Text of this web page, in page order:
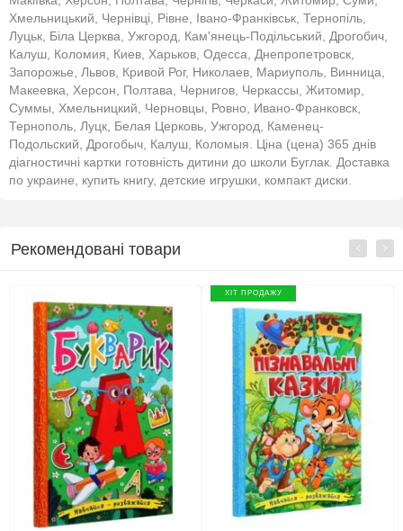
Хмельницький, Чернівці, Рівне, Івано-Франківськ, Тернопіль,
Луцьк, Біла Церква, Ужгород, Кам'янець-Подільський, Дрогобич,
Калуш, Коломия, Киев, Харьков, Одесса, Днепропетровск,
Запорожье, Львов, Кривой Рог, Николаев, Мариуполь, Винница,
Макеевка, Херсон, Полтава, Чернигов, Черкассы, Житомир,
Суммы, Хмельницкий, Черновцы, Ровно, Ивано-Франковск,
Тернополь, Луцк, Белая Церковь, Ужгород, Каменец-
Подольский, Дрогобыч, Калуш, Коломыя. Ціна (цена) 365 днів
діагностичні картки готовність дитини до школи Буглак. Доставка
по украине, купить книгу, детские игрушки, компакт диски.
Рекомендовані товари
ХІТ ПРОДАЖУ